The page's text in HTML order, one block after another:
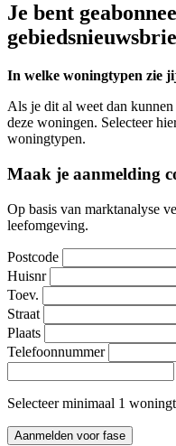
Je bent
In welke woningtypen zie
Als je dit al weet dan
deze woningen. Selecteer
woningtypen.
Maak je aanmelding
Op basis van marktanalyse
leefomgeving.
Postcode
Huisnr
Toev.
Straat
Plaats
Telefoonnummer
Selecteer minimaal 1
Aanmelden voor fase